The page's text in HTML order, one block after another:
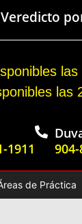
Veredicto
las
1911
de Práctica